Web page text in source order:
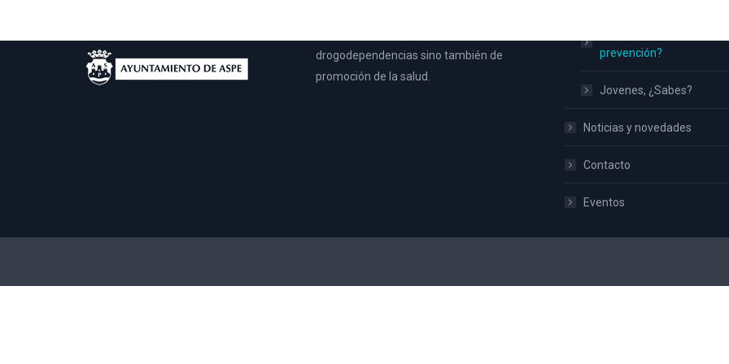
drogodependencias sino también de
promoción de la salud.
prevención?
Jovenes, ¿Sabes?
Noticias y novedades
Contacto
Eventos